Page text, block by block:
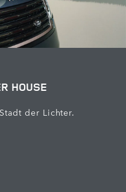
HOUSE
der Lichter.